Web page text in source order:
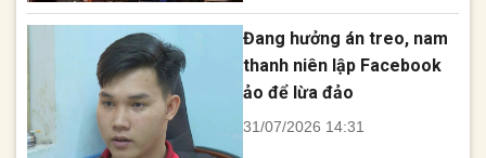
trước, thực khách có thể liên
hệ 0824 57 6666. Nhà hàng
nổi tiếng với đặc sản Tây Bắc,
Cá hồi cá tầm, buffet lẩu rau và
Viet [...]
Đang hưởng án treo, nam
thanh niên lập Facebook
ảo để lừa đảo
31/07/2026 14:31